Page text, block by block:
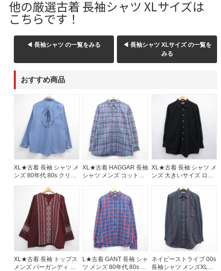
他の厳選古着 長袖シャツ XLサイズは
こちらです！
◀ 長袖シャツ の一覧をみる
◀ 長袖シャツ XLサイズ の一覧を
みる
おすすめ商品
XL★古着 長袖 シャツ メ
ンズ 80年代 80s クリス
グ丈 USA製 ライトブル
ー 26jul30
XL★古着 HAGGAR 長袖
シャツ メンズ コットン
XL★古着 長袖 シャツ メ
ンズ 大きいサイズ ロン
XL★古着 長袖 トップス
メンズ バーガンディ 霜
L★古着 GANT 長袖 シャ
ツ メンズ 80年代 80s コ
ネイビーストライプ 00s
長袖シャツ メンズXL相